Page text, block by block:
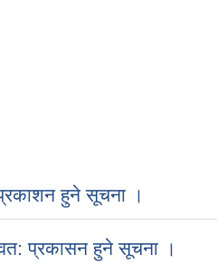
हुने सूचना ।
प्रकासन हुने सूचना ।